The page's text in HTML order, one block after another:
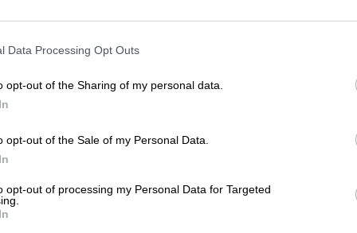
Data Processing Opt Outs
opt-out of the Sharing of my personal data.
opt-out of the Sale of my Personal Data.
opt-out of processing my Personal Data for Targeted
Cs apoyará la comisión de
mano" en llamar a comparecer "a
miércoles, 4 de septiembre de 2019